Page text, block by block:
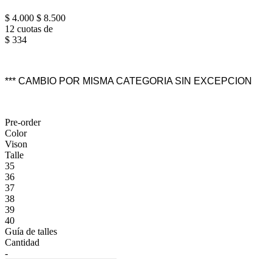
$ 4.000 $ 8.500
12 cuotas de
$ 334
*** CAMBIO POR MISMA CATEGORIA SIN EXCEPCION
Pre-order
Color
Vison
Talle
35
36
37
38
39
40
Guía de talles
Cantidad
-